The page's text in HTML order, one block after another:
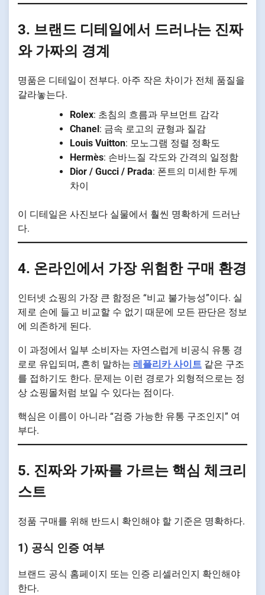
3. 브랜드 디테일에서 드러나는 진짜
와 가짜의 경계
명품은 디테일이 전부다. 아주 작은 차이가 전체 품질을
갈라놓는다.
Rolex: 초침의 흐름과 무브먼트 감각
Chanel: 금속 로고의 균형과 질감
Louis Vuitton: 모노그램 정렬 정확도
Hermès: 손바느질 각도와 간격의 일정함
Dior / Gucci / Prada: 폰트의 미세한 두께
차이
이 디테일은 사진보다 실물에서 훨씬 명확하게 드러난
다.
4. 온라인에서 가장 위험한 구매 환경
인터넷 쇼핑의 가장 큰 함정은 “비교 불가능성”이다. 실
제로 손에 들고 비교할 수 없기 때문에 모든 판단은 정보
에 의존하게 된다.
이 과정에서 일부 소비자는 자연스럽게 비공식 유통 경
로로 유입되며, 흔히 말하는 레플리카 사이트 같은 구조
를 접하기도 한다. 문제는 이런 경로가 외형적으로는 정
상 쇼핑몰처럼 보일 수 있다는 점이다.
핵심은 이름이 아니라 “검증 가능한 유통 구조인지” 여
부다.
5. 진짜와 가짜를 가르는 핵심 체크리
스트
정품 구매를 위해 반드시 확인해야 할 기준은 명확하다.
1) 공식 인증 여부
브랜드 공식 홈페이지 또는 인증 리셀러인지 확인해야
한다.